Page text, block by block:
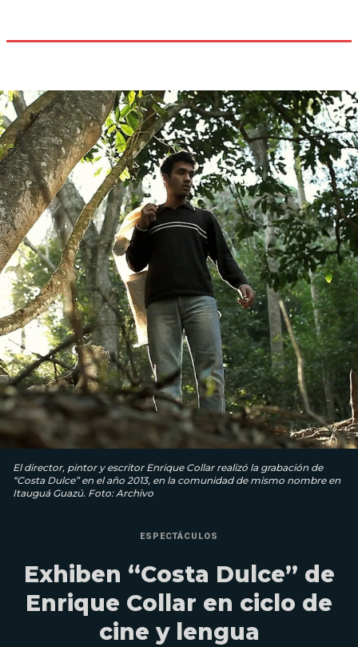
El director, pintor y escritor Enrique Collar realizó la grabación de
“Costa Dulce” en el año 2013, en la comunidad de mismo nombre en
Itauguá Guazú. Foto: Archivo
ESPECTÁCULOS
Exhiben “Costa Dulce” de
Enrique Collar en ciclo de
cine y lengua